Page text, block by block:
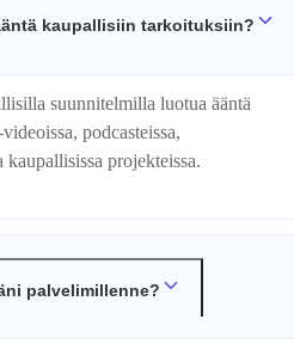
kaupallisiin tarkoituksiin?
suunnitelmilla luotua ääntä
podcasteissa,
projekteissa.
palvelimillenne?